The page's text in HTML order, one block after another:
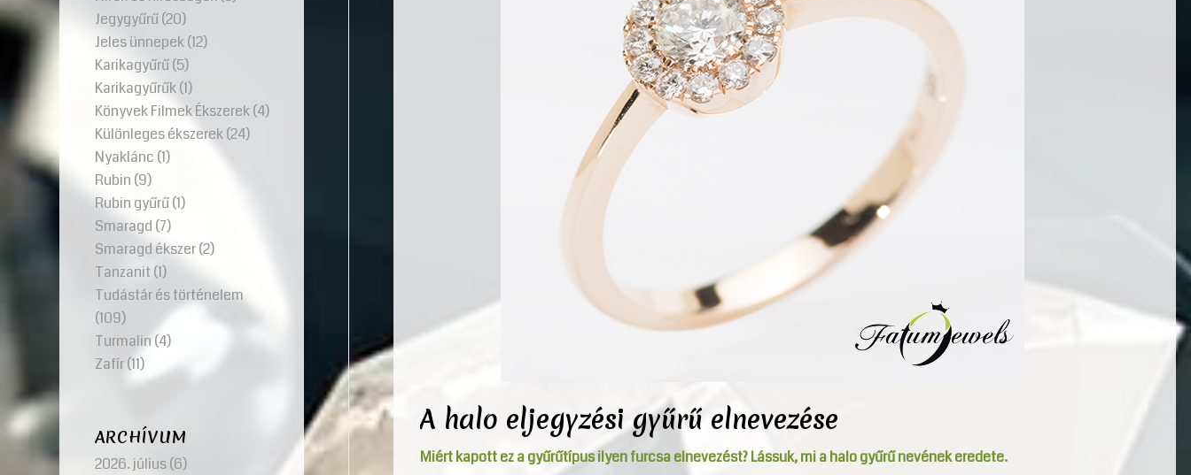
A halo eljegyzési gyűrű elnevezése
Miért kapott ez a gyűrűtípus ilyen furcsa elnevezést? Lássuk, mi a halo gyűrű nevének eredete.
Jegygyűrű(20)
Jeles ünnepek(12)
Karikagyűrű(5)
Karikagyűrűk(1)
Könyvek Filmek Ékszerek(4)
Különleges ékszerek(24)
Nyaklánc (1)
Rubin (9)
Rubin gyűrű(1)
Smaragd (7)
Smaragd ékszer(2)
Tanzanit (1)
Tudástár és történelem
(109)
Turmalin (4)
Zafír(11)
ARCHÍVUM
2026. július(6)